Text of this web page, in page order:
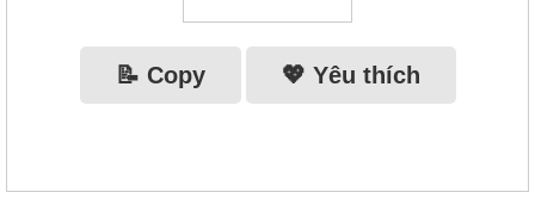
📝 Copy 💖 Yêu thích